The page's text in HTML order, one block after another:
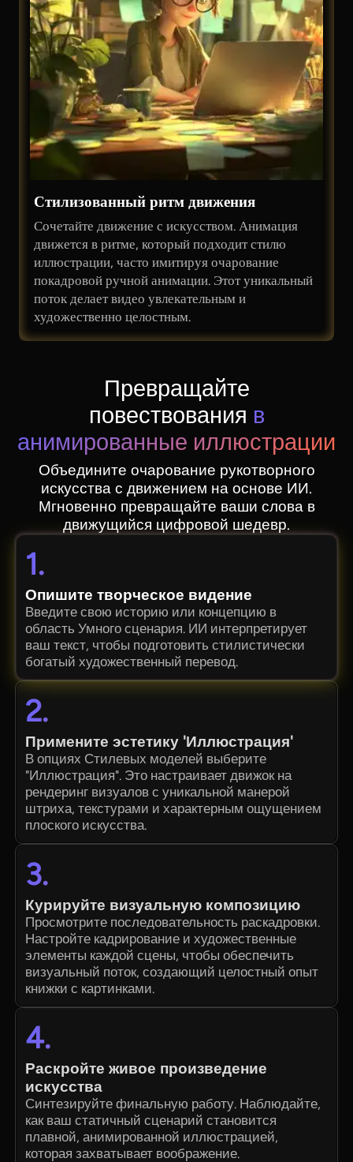
Стилизованный ритм движения
Сочетайте движение с искусством. Анимация
движется в ритме, который подходит стилю
иллюстрации, часто имитируя очарование
покадровой ручной анимации. Этот уникальный
поток делает видео увлекательным и
художественно целостным.
Превращайте
повествования в
анимированные иллюстрации
Объедините очарование рукотворного
искусства с движением на основе ИИ.
Мгновенно превращайте ваши слова в
движущийся цифровой шедевр.
1.
Опишите творческое видение
Введите свою историю или концепцию в
область Умного сценария. ИИ интерпретирует
ваш текст, чтобы подготовить стилистически
богатый художественный перевод.
2.
Примените эстетику 'Иллюстрация'
В опциях Стилевых моделей выберите
"Иллюстрация". Это настраивает движок на
рендеринг визуалов с уникальной манерой
штриха, текстурами и характерным ощущением
плоского искусства.
3.
Курируйте визуальную композицию
Просмотрите последовательность раскадровки.
Настройте кадрирование и художественные
элементы каждой сцены, чтобы обеспечить
визуальный поток, создающий целостный опыт
книжки с картинками.
4.
Раскройте живое произведение
искусства
Синтезируйте финальную работу. Наблюдайте,
как ваш статичный сценарий становится
плавной, анимированной иллюстрацией,
которая захватывает воображение.